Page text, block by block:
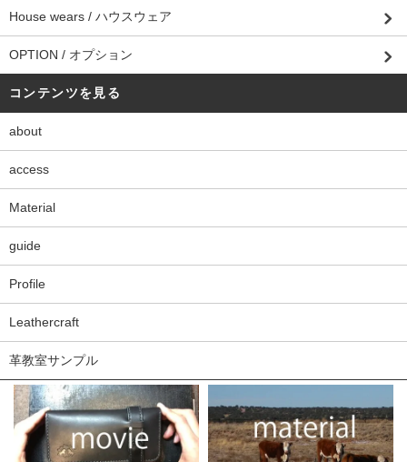
House wears / ハウスウェア
OPTION / オプション
コンテンツを見る
about
access
Material
guide
Profile
Leathercraft
革教室サンプル